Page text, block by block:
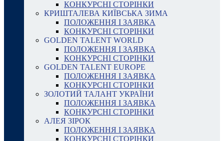
КОНКУРСНІ СТОРІНКИ
КРИШТАЛЕВА КИЇВСЬКА ЗИМА
ПОЛОЖЕННЯ І ЗАЯВКА
КОНКУРСНІ СТОРІНКИ
GOLDEN TALENT WORLD
ПОЛОЖЕННЯ І ЗАЯВКА
КОНКУРСНІ СТОРІНКИ
GOLDEN TALENT EUROPE
ПОЛОЖЕННЯ І ЗАЯВКА
КОНКУРСНІ СТОРІНКИ
ЗОЛОТИЙ ТАЛАНТ УКРАЇНИ
ПОЛОЖЕННЯ І ЗАЯВКА
КОНКУРСНІ СТОРІНКИ
АЛЕЯ ЗІРОК
ПОЛОЖЕННЯ І ЗАЯВКА
КОНКУРСНІ СТОРІНКИ